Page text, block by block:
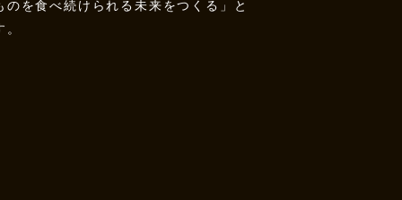
を食べ続けられる未来をつくる」と